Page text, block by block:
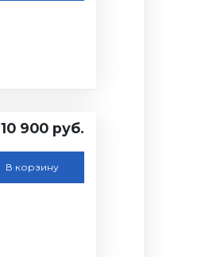
10 900 руб.
В корзину